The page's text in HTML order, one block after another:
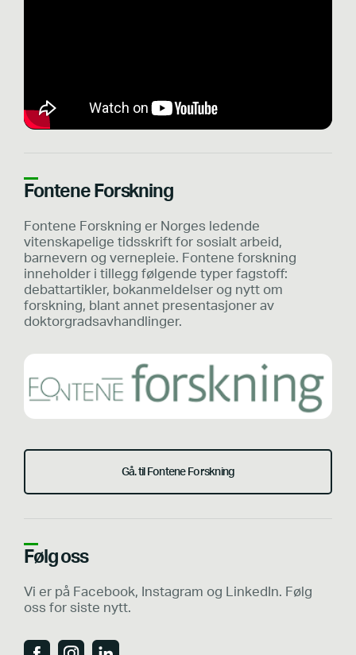
Fontene Forskning
Fontene Forskning er Norges ledende
vitenskapelige tidsskrift for sosialt arbeid,
barnevern og vernepleie. Fontene forskning
inneholder i tillegg følgende typer fagstoff:
debattartikler, bokanmeldelser og nytt om
forskning, blant annet presentasjoner av
doktorgradsavhandlinger.
Gå. til Fontene Forskning
Følg oss
Vi er på Facebook, Instagram og LinkedIn. Følg
oss for siste nytt.